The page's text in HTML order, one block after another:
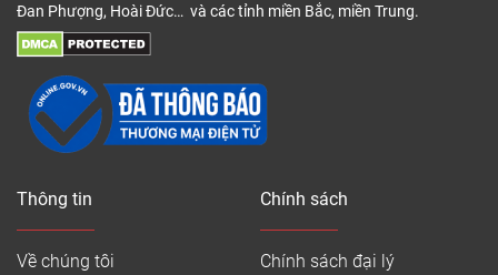
Đan Phượng, Hoài Đức… và các tỉnh miền Bắc, miền Trung.
Thông tin
Về chúng tôi
Chính sách
Chính sách đại lý